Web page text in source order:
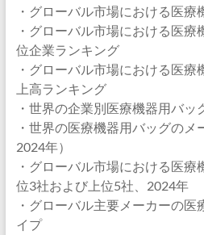
・グローバル市場における医
・グローバル市場における医
位企業ランキング
・グローバル市場における医
上高ランキング
・世界の企業別医療機器用バッ
・世界の医療機器用バッグのメ
2024年）
・グローバル市場における医
位3社および上位5社、2024年
・グローバル主要メーカーの医
イプ